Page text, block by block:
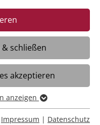
in
hat seit
und
die Nachfolge
schließen
akzeptieren
Funktionen
anzeigen
Impressum | Datenschutz